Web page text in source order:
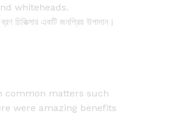
whiteheads.
চিকিত্সার একটি জনপ্রিয় উপাদান।
common matters such
were amazing benefits